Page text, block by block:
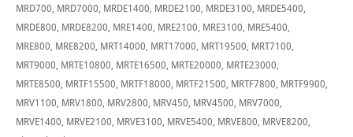
MRD700, MRD7000, MRDE1400, MRDE2100, MRDE3100, MRDE5400,
MRDE800, MRDE8200, MRE1400, MRE2100, MRE3100, MRE5400,
MRE800, MRE8200, MRT14000, MRT17000, MRT19500, MRT7100,
MRT9000, MRTE10800, MRTE16500, MRTE20000, MRTE23000,
MRTE8500, MRTF15500, MRTF18000, MRTF21500, MRTF7800, MRTF9900,
MRV1100, MRV1800, MRV2800, MRV450, MRV4500, MRV7000,
MRVE1400, MRVE2100, MRVE3100, MRVE5400, MRVE800, MRVE8200,